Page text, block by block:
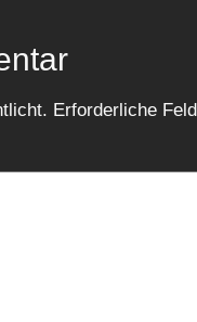
Erforderliche